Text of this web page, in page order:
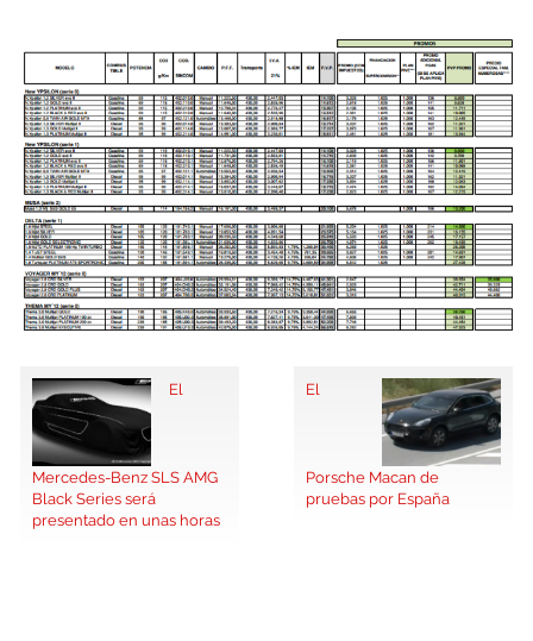
El
Mercedes-Benz SLS AMG
Black Series será
presentado en unas horas
El
Porsche Macan de
pruebas por España